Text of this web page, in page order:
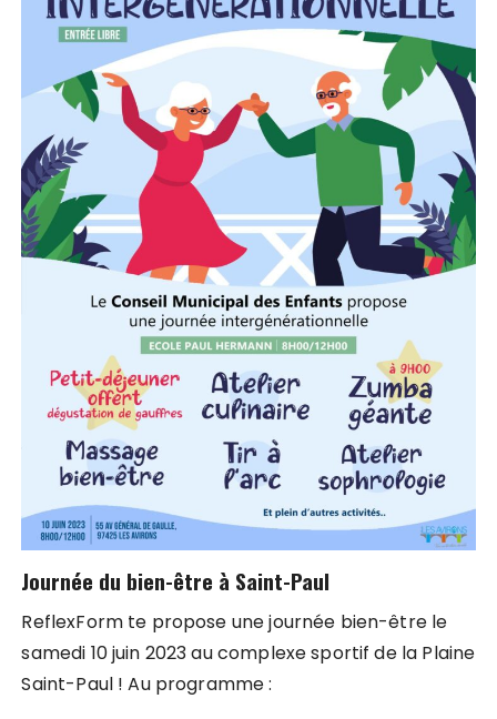
Journée du bien-être à Saint-Paul
ReflexForm te propose une journée bien-être le
samedi 10 juin 2023 au complexe sportif de la Plaine
Saint-Paul ! Au programme :